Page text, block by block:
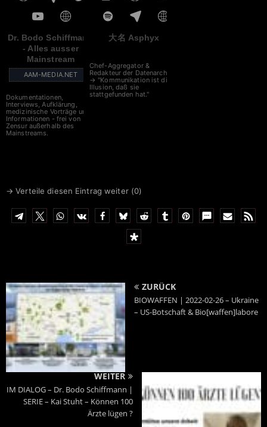
Dr. Bodo Schiffmann
- Alles ausser
Mainstream
AAM-MEDIA.NET
Dokumentationen,
Interviews, Aufklärung,
medizinische Vorträge und
Informationen - frei von
Zensur außerhalb des
Mainstreams.
大名 Asphyx
Chef-Aggregator &
Redakteur der Datenarche
→ "Kommunikation ist die
Illusion, daß sie
stattgefunden hat."
→ Verteile diesen Eintrag weiter (0)
ZURÜCK
BIOWAFFEN | 2022-02-26 – Ukraine
– US-Botschaft & Bio[waffen]labore
WEITER
IM DIALOG – Dr. Bodo Schiffmann |
SERIE – Kai Stuht – Können 100
Ärzte lügen ?